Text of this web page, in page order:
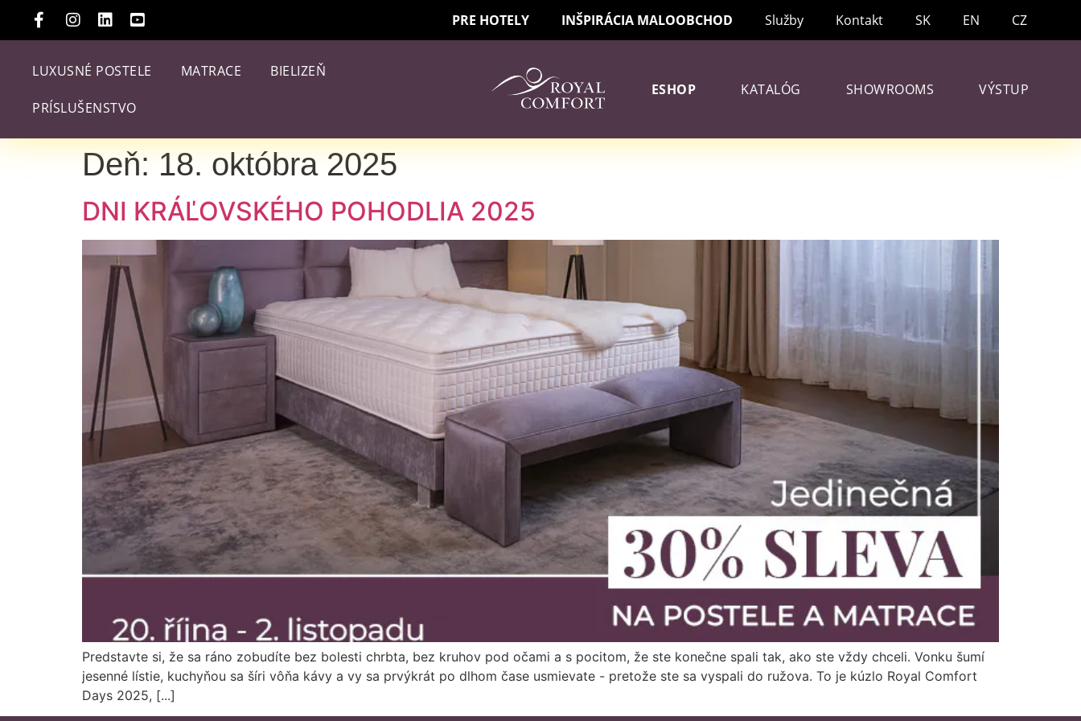
PRE HOTELY INŠPIRÁCIA MALOOBCHOD Služby Kontakt SK EN CZ
LUXUSNÉ POSTELE MATRACE BIELIZEŇ
PRÍSLUŠENSTVO
ESHOP KATALÓG SHOWROOMS VÝSTUP
Deň: 18. októbra 2025
DNI KRÁĽOVSKÉHO POHODLIA 2025
Predstavte si, že sa ráno zobudíte bez bolesti chrbta, bez kruhov pod očami a s pocitom, že ste konečne spali tak, ako ste vždy chceli. Vonku šumí
jesenné lístie, kuchyňou sa šíri vôňa kávy a vy sa prvýkrát po dlhom čase usmievate - pretože ste sa vyspali do ružova. To je kúzlo Royal Comfort
Days 2025, [...]